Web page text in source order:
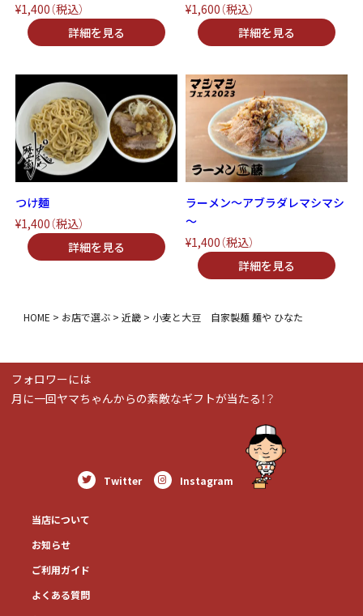
¥1,400（税込）
¥1,600（税込）
つけ麺
¥1,400（税込）
ラーメン～アブラダレマシマシ
～
¥1,400（税込）
HOME お店で選ぶ 近畿 小麦と大豆 自家製麺 麺や ひなた
フォロワーには
月に一回ヤマちゃんからの素敵なギフトが当たる！？
Twitter Instagram
当店について
お知らせ
ご利用ガイド
よくある質問